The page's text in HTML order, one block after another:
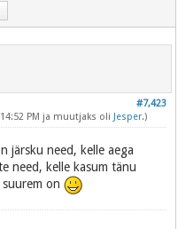
#7,423
PM ja muutjaks oli Jesper.)
järsku need, kelle aega
need, kelle kasum tänu
suurem on